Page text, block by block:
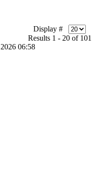
Display #
Results 1 - 20 of 101
06:58